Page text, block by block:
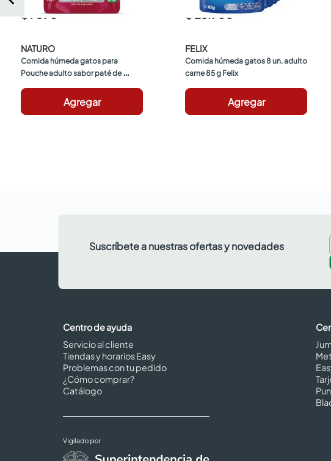
$ 7390
NATURO
Comida húmeda gatos para
Pouche adulto sabor paté de
Agregar
$ 23.900
FELIX
Comida húmeda gatos 8 un. adulto
carne 85 g Felix
Agregar
Suscríbete a nuestras ofertas y novedades
Centro de ayuda
Servicio al cliente
Tiendas y horarios Easy
Problemas con tu pedido
¿Cómo comprar?
Catálogo